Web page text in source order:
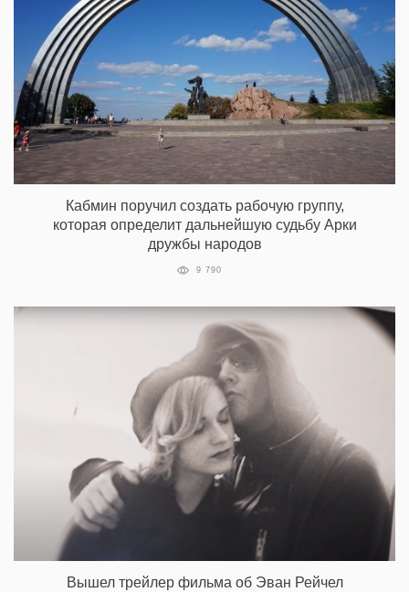
Кабмин поручил создать рабочую группу,
которая определит дальнейшую судьбу Арки
дружбы народов
9 790
Вышел трейлер фильма об Эван Рейчел